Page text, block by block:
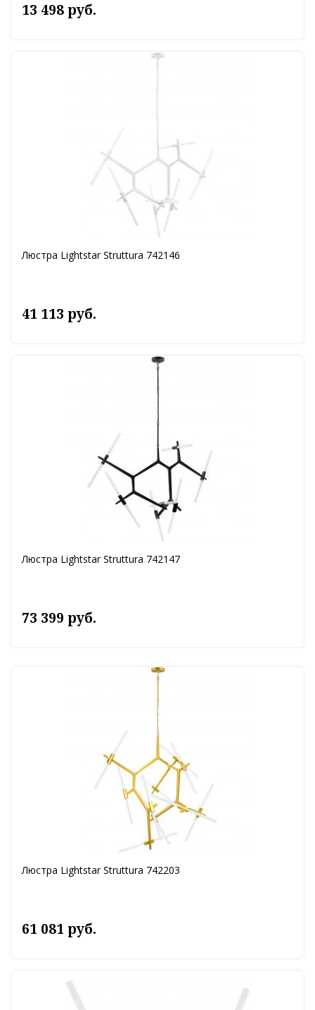
13 498 руб.
Люстра Lightstar Struttura 742146
41 113 руб.
Люстра Lightstar Struttura 742147
73 399 руб.
Люстра Lightstar Struttura 742203
61 081 руб.